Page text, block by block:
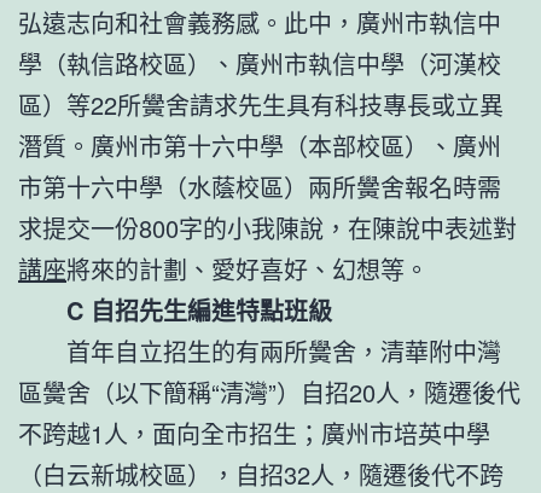
弘遠志向和社會義務感。此中，廣州市執信中
學（執信路校區）、廣州市執信中學（河漢校
區）等22所黌舍請求先生具有科技專長或立異
潛質。廣州市第十六中學（本部校區）、廣州
市第十六中學（水蔭校區）兩所黌舍報名時需
求提交一份800字的小我陳說，在陳說中表述對
講座將來的計劃、愛好喜好、幻想等。
C 自招先生編進特點班級
首年自立招生的有兩所黌舍，清華附中灣
區黌舍（以下簡稱“清灣”）自招20人，隨遷後代
不跨越1人，面向全市招生；廣州市培英中學
（白云新城校區），自招32人，隨遷後代不跨